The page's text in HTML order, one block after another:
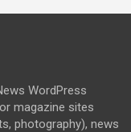
WordPress
magazine sites
photography), news